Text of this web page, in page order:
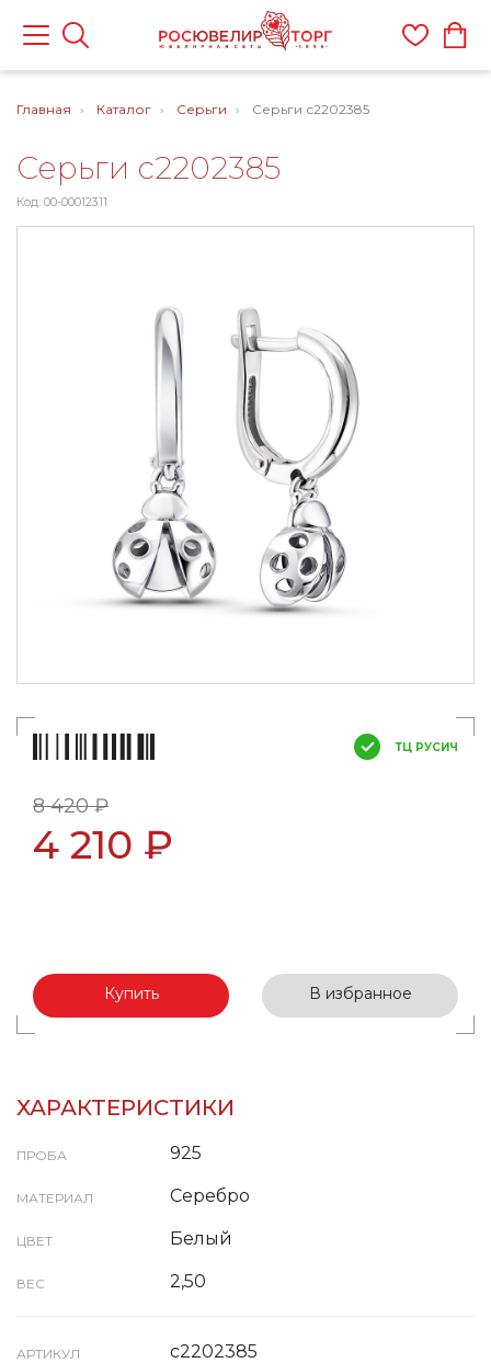
Главная Каталог Серьги Серьги с2202385
Серьги с2202385
Код: 00-00012311
ТЦ РУСИЧ
8 420 ₽
4 210 ₽
Купить В избранное
ХАРАКТЕРИСТИКИ
ПРОБА 925
МАТЕРИАЛ Серебро
ЦВЕТ Белый
ВЕС 2,50
АРТИКУЛ с2202385